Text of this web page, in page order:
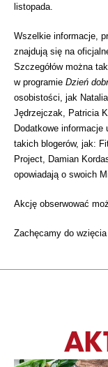
listopada.
Wszelkie informacje,
znajdują się na
Szczegółów można
w programie Dzień
osobistości, jak
Jędrzejczak, Patricia
Dodatkowe informacje
takich blogerów, jak:
Project, Damian
opowiadają o swoich
Akcję obserwować
Zachęcamy do wzięcia